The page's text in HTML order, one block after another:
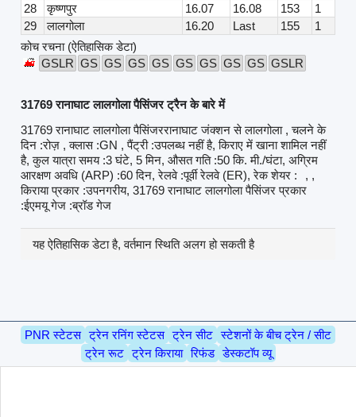
28
कृष्णपुर 16.07 16.08 153
1
29
लालगोला 16.20 Last 155
1
कोच रचना (ऐतिहासिक डेटा)
GSLR GS GS GS GS GS GS GS GS GSLR
31769 रानाघाट लालगोला पैसिंजर ट्रैन के बारे में
31769 रानाघाट लालगोला पैसिंजररानाघाट जंक्शन से लालगोला , चलने के
दिन :रोज़ , क्लास :GN , पैंट्री :उपलब्ध नहीं है, किराए में खाना शामिल नहीं
है, कुल यात्रा समय :3 घंटे, 5 मिन, औसत गति :50 कि. मी./घंटा, अग्रिम
आरक्षण अवधि (ARP) :60 दिन, रेलवे :पूर्वी रेलवे (ER), रेक शेयर :
, ,
किराया प्रकार :उपनगरीय, 31769 रानाघाट लालगोला पैसिंजर प्रकार
:ईएमयू गेज :ब्रॉड गेज
यह ऐतिहासिक डेटा है, वर्तमान स्थिति अलग हो सकती है
PNR स्टेटस ट्रेन रनिंग स्टेटस ट्रेन सीट स्टेशनों के बीच ट्रेन / सीट
ट्रेन रूट ट्रेन किराया रिफंड डेस्कटॉप व्यू